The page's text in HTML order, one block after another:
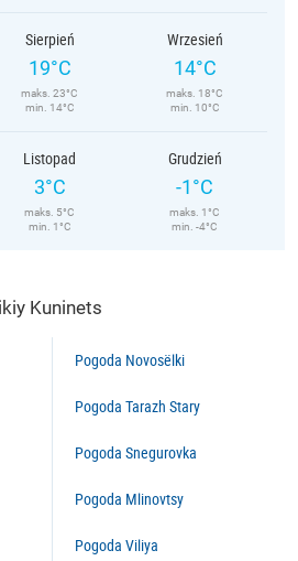
Sierpień
19°C
maks. 23°C
min. 14°C
Wrzesień
14°C
maks. 18°C
min. 10°C
Listopad
3°C
maks. 5°C
min. 1°C
Grudzień
-1°C
maks. 1°C
min. -4°C
Kuninets
Pogoda Novosëlki
Pogoda Tarazh Stary
Pogoda Snegurovka
Pogoda Mlinovtsy
Pogoda Viliya